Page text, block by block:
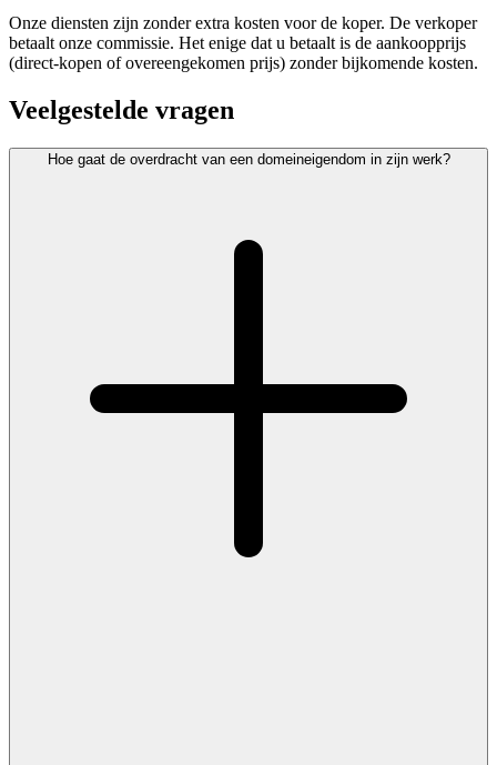
Onze diensten zijn zonder extra kosten voor de koper. De verkoper
betaalt onze commissie. Het enige dat u betaalt is de aankoopprijs
(direct-kopen of overeengekomen prijs) zonder bijkomende kosten.
Veelgestelde vragen
Hoe gaat de overdracht van een domeineigendom in zijn werk?